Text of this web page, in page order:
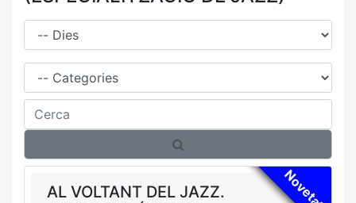
Dies
Família
Cerca
Novetat!!
AL VOLTANT DEL JAZZ.